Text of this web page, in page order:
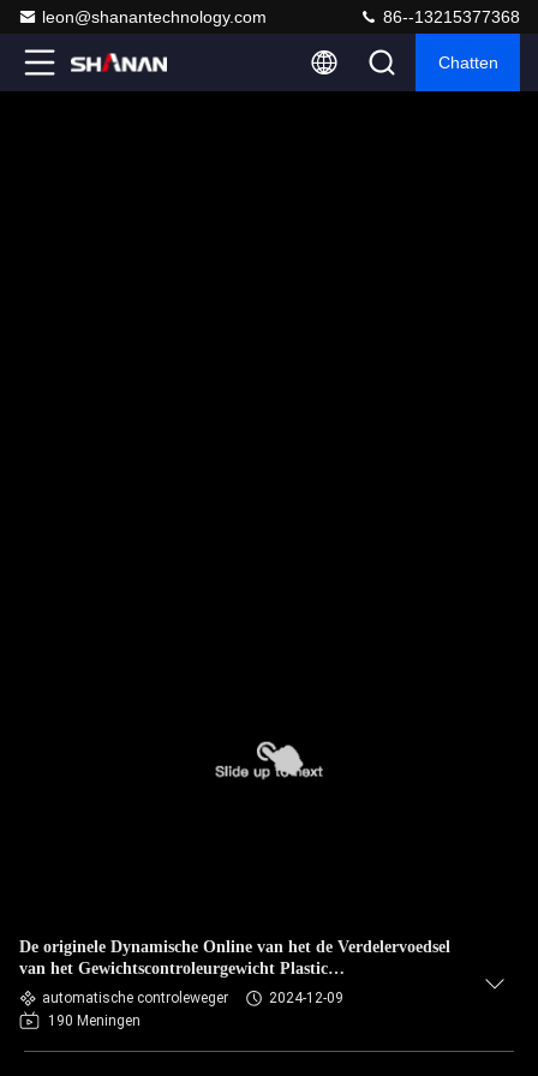
leon@shanantechnology.com 86--13215377368
Chatten
De originele Dynamische Online van het de Verdelervoedsel
van het Gewichtscontroleurgewicht Plastic
Zakken/Kratten/Flessenstuk speelgoed Delen
automatische controleweger
2024-12-09
190 Meningen